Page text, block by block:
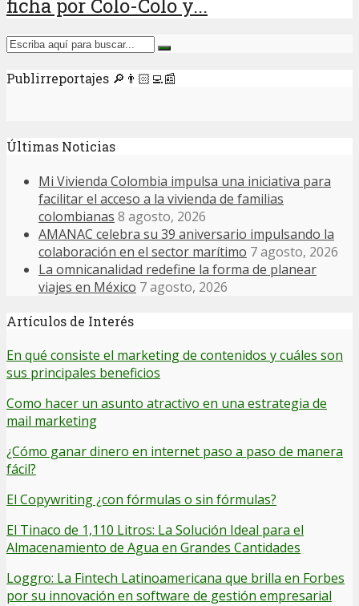
ficha por Colo-Colo y...
Publirreportajes 🔎👨🏻‍💻📰
Últimas Noticias
Mi Vivienda Colombia impulsa una iniciativa para
facilitar el acceso a la vivienda de familias
colombianas 8 agosto, 2026
AMANAC celebra su 39 aniversario impulsando la
colaboración en el sector marítimo 7 agosto, 2026
La omnicanalidad redefine la forma de planear
viajes en México 7 agosto, 2026
Artículos de Interés
En qué consiste el marketing de contenidos y cuáles son
sus principales beneficios
Como hacer un asunto atractivo en una estrategia de
mail marketing
¿Cómo ganar dinero en internet paso a paso de manera
fácil?
El Copywriting ¿con fórmulas o sin fórmulas?
El Tinaco de 1,110 Litros: La Solución Ideal para el
Almacenamiento de Agua en Grandes Cantidades
Loggro: La Fintech Latinoamericana que brilla en Forbes
por su innovación en software de gestión empresarial